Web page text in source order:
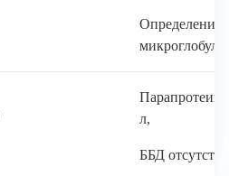
Парапротеин
л,
ББД